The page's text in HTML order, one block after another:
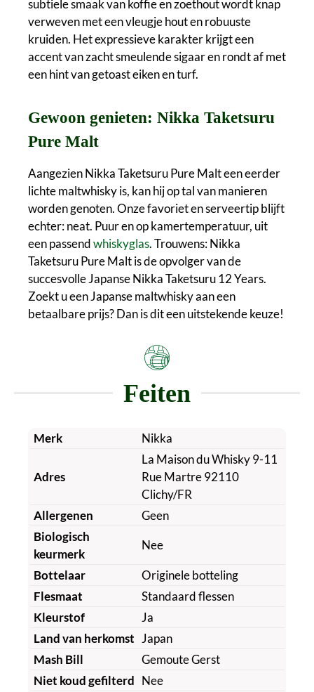
subtiele smaak van koffie en zoethout wordt knap
verweven met een vleugje hout en robuuste
kruiden. Het expressieve karakter krijgt een
accent van zacht smeulende sigaar en rondt af met
een hint van getoast eiken en turf.
Gewoon genieten: Nikka Taketsuru
Pure Malt
Aangezien Nikka Taketsuru Pure Malt een eerder
lichte maltwhisky is, kan hij op tal van manieren
worden genoten. Onze favoriet en serveertip blijft
echter: neat. Puur en op kamertemperatuur, uit
een passendwhiskyglas. Trouwens: Nikka
Taketsuru Pure Malt is de opvolger van de
succesvolle Japanse Nikka Taketsuru 12 Years.
Zoekt u een Japanse maltwhisky aan een
betaalbare prijs? Dan is dit een uitstekende keuze!
Feiten
Merk Nikka
Adres
La Maison du Whisky 9-11
Rue Martre 92110
Clichy/FR
Allergenen
Geen
Biologisch
keurmerk
Nee
Bottelaar
Originele botteling
Flesmaat
Standaard flessen
Kleurstof
Ja
Land van herkomst Japan
Mash Bill
Gemoute Gerst
Niet koud gefilterd Nee